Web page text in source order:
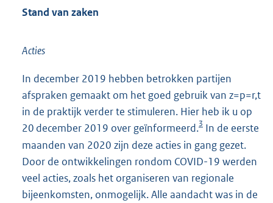
Stand van zaken
Acties
In december 2019 hebben betrokken partijen
afspraken gemaakt om het goed gebruik van z=p=r,t
in de praktijk verder te stimuleren. Hier heb ik u op
20 december 2019 over geïnformeerd.3 In de eerste
maanden van 2020 zijn deze acties in gang gezet.
Door de ontwikkelingen rondom COVID-19 werden
veel acties, zoals het organiseren van regionale
bijeenkomsten, onmogelijk. Alle aandacht was in de